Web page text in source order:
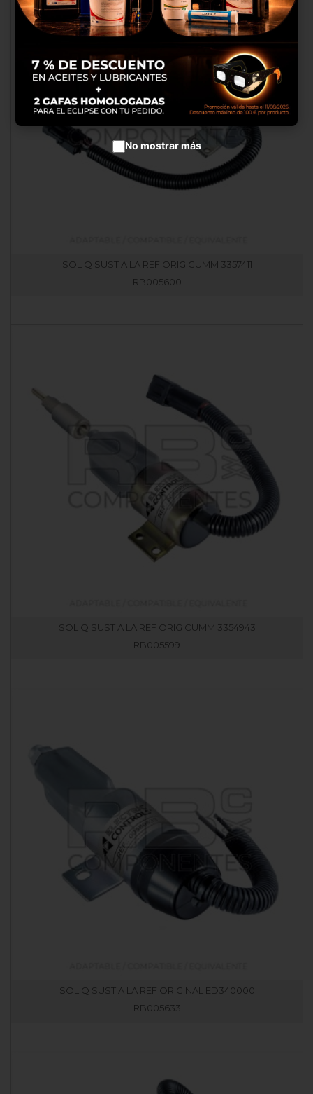
SOL Q SUST A LA REF ORIG CUMM 3357411
RB005600
SOL Q SUST A LA REF ORIG CUMM 3354943
RB005599
SOL Q SUST A LA REF ORIGINAL ED340000
RB005633
productos en anuncios
publicitarios.
Aceptar cookies
No mostrar más